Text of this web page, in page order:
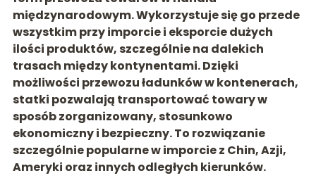
międzynarodowym. Wykorzystuje się go przede
wszystkim przy imporcie i eksporcie dużych
ilości produktów, szczególnie na dalekich
trasach między kontynentami. Dzięki
możliwości przewozu ładunków w kontenerach,
statki pozwalają transportować towary w
sposób zorganizowany, stosunkowo
ekonomiczny i bezpieczny. To rozwiązanie
szczególnie popularne w imporcie z Chin, Azji,
Ameryki oraz innych odległych kierunków.